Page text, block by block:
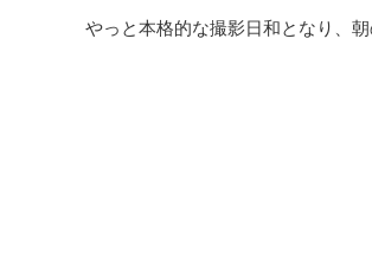
やっと本格的な撮影日和となり、